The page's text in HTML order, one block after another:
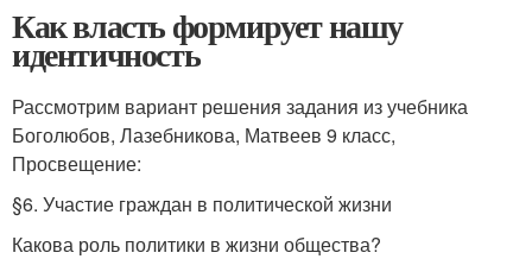
Как власть формирует нашу
идентичность
Рассмотрим вариант решения задания из учебника
Боголюбов, Лазебникова, Матвеев 9 класс,
Просвещение:
§6. Участие граждан в политической жизни
Какова роль политики в жизни общества?